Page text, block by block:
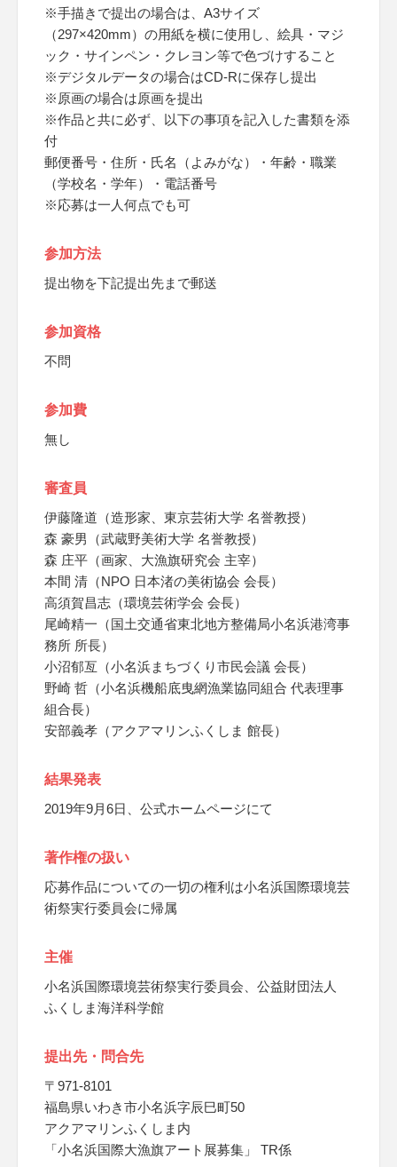
※手描きで提出の場合は、A3サイズ
（297×420mm）の用紙を横に使用し、絵具・マジ
ック・サインペン・クレヨン等で色づけすること
※デジタルデータの場合はCD-Rに保存し提出
※原画の場合は原画を提出
※作品と共に必ず、以下の事項を記入した書類を添
付
郵便番号・住所・氏名（よみがな）・年齢・職業
（学校名・学年）・電話番号
※応募は一人何点でも可
参加方法
提出物を下記提出先まで郵送
参加資格
不問
参加費
無し
審査員
伊藤隆道（造形家、東京芸術大学 名誉教授）
森 豪男（武蔵野美術大学 名誉教授）
森 庄平（画家、大漁旗研究会 主宰）
本間 清（NPO 日本渚の美術協会 会長）
高須賀昌志（環境芸術学会 会長）
尾崎精一（国土交通省東北地方整備局小名浜港湾事
務所 所長）
小沼郁亙（小名浜まちづくり市民会議 会長）
野崎 哲（小名浜機船底曳網漁業協同組合 代表理事
組合長）
安部義孝（アクアマリンふくしま 館長）
結果発表
2019年9月6日、公式ホームページにて
著作権の扱い
応募作品についての一切の権利は小名浜国際環境芸
術祭実行委員会に帰属
主催
小名浜国際環境芸術祭実行委員会、公益財団法人
ふくしま海洋科学館
提出先・問合先
〒971-8101
福島県いわき市小名浜字辰巳町50
アクアマリンふくしま内
「小名浜国際大漁旗アート展募集」 TR係